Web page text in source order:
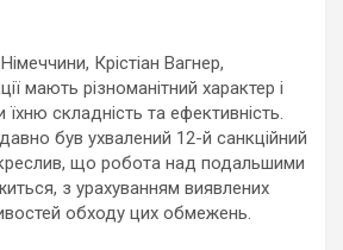
Крістіан Вагнер,
мають різноманітний характер і
їхню складність та ефективність.
був ухвалений 12-й санкційний
що робота над подальшими
з урахуванням виявлених
обходу цих обмежень.